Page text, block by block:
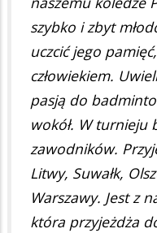
szybko i zbyt
uczcić jego
człowiekiem.
pasją do
wokół. W turnieju
zawodników.
Litwy, Suwałk,
Warszawy. Jest z
która przyjeżdża